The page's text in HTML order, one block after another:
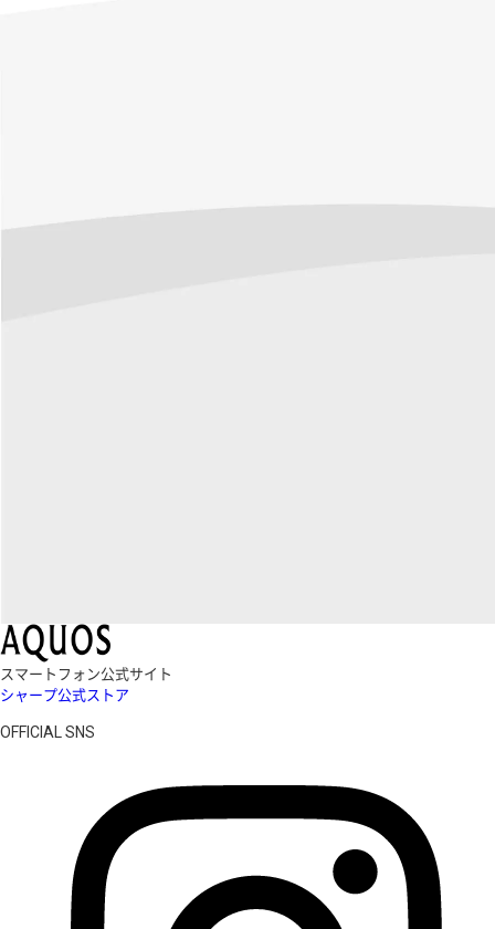
スマートフォン公式サイト
シャープ公式ストア
OFFICIAL SNS